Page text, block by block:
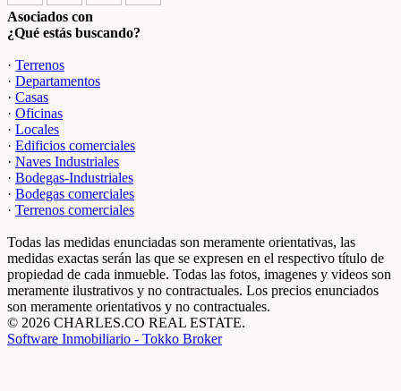
Asociados con
¿Qué estás buscando?
· Terrenos
· Departamentos
· Casas
· Oficinas
· Locales
· Edificios comerciales
· Naves Industriales
· Bodegas-Industriales
· Bodegas comerciales
· Terrenos comerciales
Todas las medidas enunciadas son meramente orientativas, las
medidas exactas serán las que se expresen en el respectivo título de
propiedad de cada inmueble. Todas las fotos, imagenes y videos son
meramente ilustrativos y no contractuales. Los precios enunciados
son meramente orientativos y no contractuales.
© 2026 CHARLES.CO REAL ESTATE.
Software Inmobiliario - Tokko Broker